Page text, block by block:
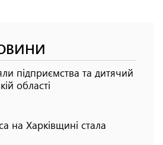
підприємства та дитячий
області
на Харківщині стала